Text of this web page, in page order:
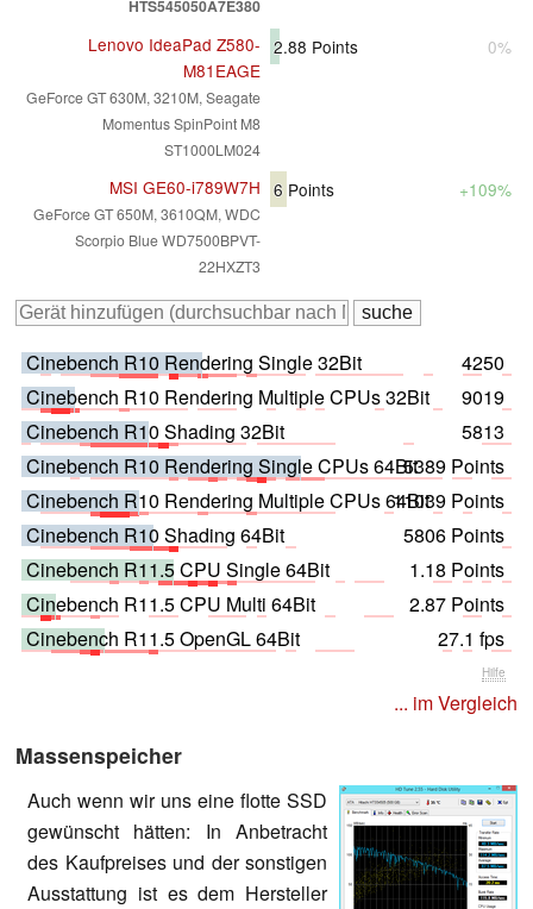
HTS545050A7E380
Lenovo IdeaPad Z580-
M81EAGE
GeForce GT 630M, 3210M, Seagate
Momentus SpinPoint M8
ST1000LM024
2.88 Points 0%
MSI GE60-i789W7H
GeForce GT 650M, 3610QM, WDC
Scorpio Blue WD7500BPVT-
22HXZT3
6 Points +109%
Cinebench R10 Rendering Single 32Bit
4250
Cinebench R10 Rendering Multiple CPUs 32Bit
9019
Cinebench R10 Shading 32Bit
5813
Cinebench R10 Rendering Single CPUs 64Bit5389 Points
Cinebench R10 Rendering Multiple CPUs 64Bit11039 Points
Cinebench R10 Shading 64Bit
5806 Points
Cinebench R11.5 CPU Single 64Bit
1.18 Points
Cinebench R11.5 CPU Multi 64Bit
2.87 Points
Cinebench R11.5 OpenGL 64Bit
27.1 fps
Hilfe
... im Vergleich
Massenspeicher
Auch wenn wir uns eine flotte SSD
gewünscht hätten: In Anbetracht
des Kaufpreises und der sonstigen
Ausstattung ist es dem Hersteller